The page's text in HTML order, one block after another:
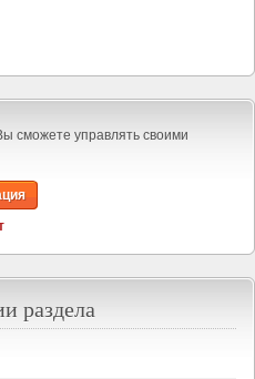
сможете управлять своими
раздела